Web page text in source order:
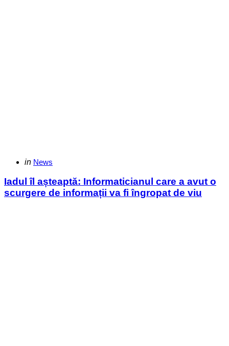
Categories
Posted
in News
Iadul îl așteaptă: Informaticianul care a avut o
scurgere de informații va fi îngropat de viu